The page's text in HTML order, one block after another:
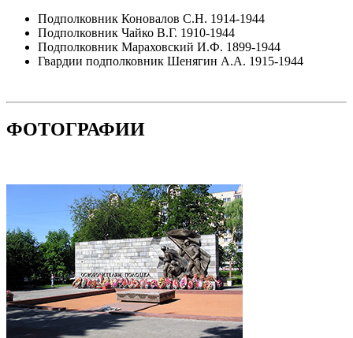
Подполковник Коновалов С.Н. 1914-1944
Подполковник Чайко В.Г. 1910-1944
Подполковник Мараховский И.Ф. 1899-1944
Гвардии подполковник Шенягин А.А. 1915-1944
ФОТОГРАФИИ